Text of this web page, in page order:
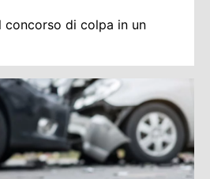
concorso di colpa in un